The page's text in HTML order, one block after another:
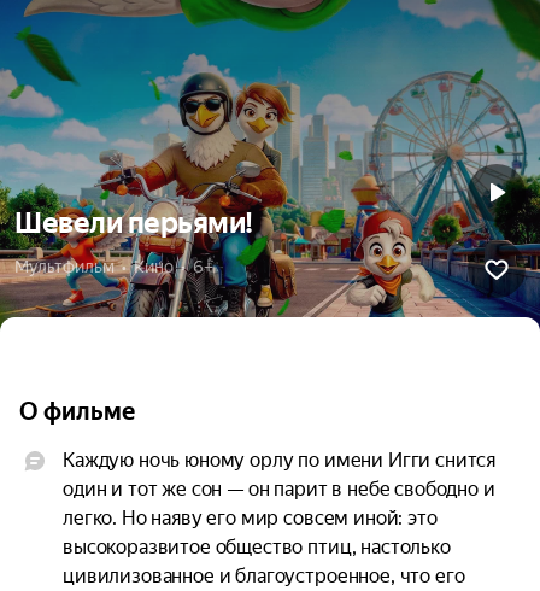
Шевели перьями!
Мультфильм  •  Кино  •  6+
О фильме
Каждую ночь юному орлу по имени Игги снится
один и тот же сон — он парит в небе свободно и
легко. Но наяву его мир совсем иной: это
высокоразвитое общество птиц, настолько
цивилизованное и благоустроенное, что его